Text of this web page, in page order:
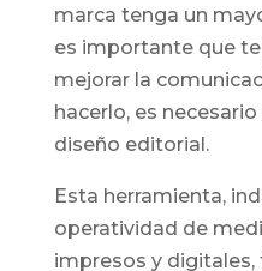
marca tenga un
es importante que
mejorar la
hacerlo, es
diseño editorial.
Esta herramienta,
operatividad de
impresos y